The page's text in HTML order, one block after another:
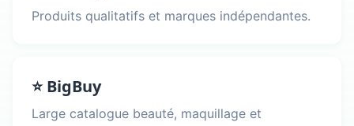
Produits qualitatifs et marques indépendantes.
⭐ BigBuy
Large catalogue beauté, maquillage et